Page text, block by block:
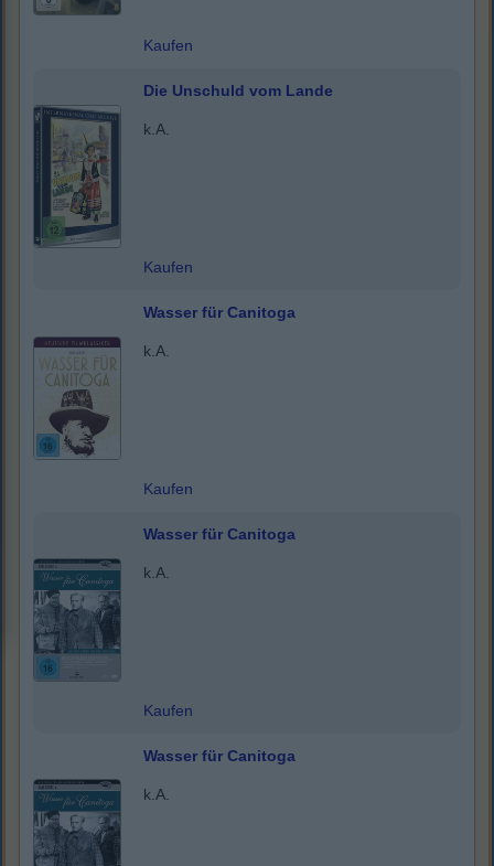
Kaufen
Die Unschuld vom Lande
k.A.
Kaufen
Wasser für Canitoga
k.A.
Kaufen
Wasser für Canitoga
k.A.
Kaufen
Wasser für Canitoga
k.A.